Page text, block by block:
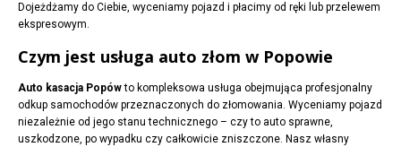
Dojeżdżamy do Ciebie, wyceniamy pojazd i płacimy od ręki lub przelewem
ekspresowym.
Czym jest usługa auto złom w Popowie
Auto kasacja Popówto kompleksowa usługa obejmująca profesjonalny
odkup samochodów przeznaczonych do złomowania. Wyceniamy pojazd
niezależnie od jego stanu technicznego – czy to auto sprawne,
uszkodzone, po wypadku czy całkowicie zniszczone. Nasz własny